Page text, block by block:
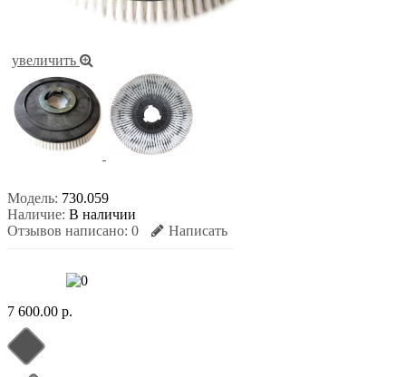
увеличить
Модель: 730.059
Наличие: В наличии
Отзывов написано: 0 Написать
7 600.00 р.